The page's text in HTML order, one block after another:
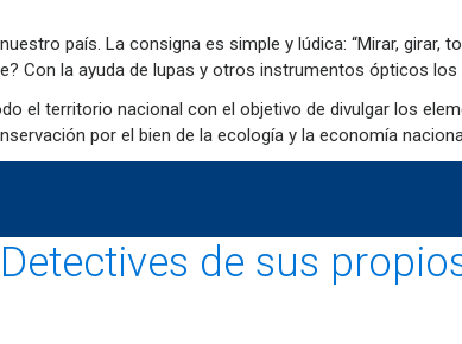
país. La consigna es simple y lúdica: “Mirar, girar,
Con la ayuda de lupas y otros instrumentos ópticos
el territorio nacional con el objetivo de divulgar los
por el bien de la ecología y la economía
de sus